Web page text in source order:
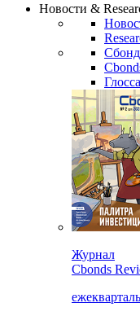
Новости &
Журнал
Cbonds